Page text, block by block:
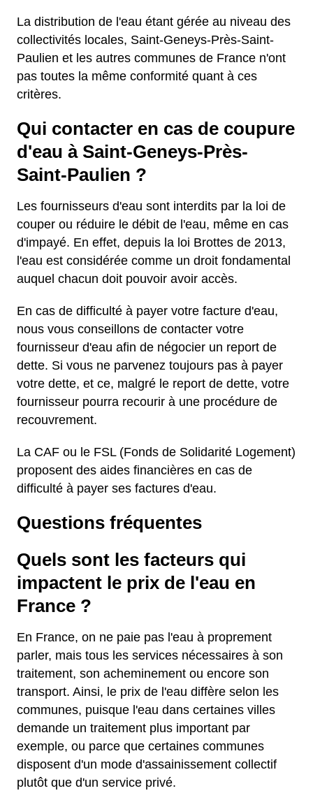
La distribution de l'eau étant gérée au niveau des
collectivités locales, Saint-Geneys-Près-Saint-
Paulien et les autres communes de France n'ont
pas toutes la même conformité quant à ces
critères.
Qui contacter en cas de coupure
d'eau à Saint-Geneys-Près-
Saint-Paulien ?
Les fournisseurs d'eau sont interdits par la loi de
couper ou réduire le débit de l'eau, même en cas
d'impayé. En effet, depuis la loi Brottes de 2013,
l'eau est considérée comme un droit fondamental
auquel chacun doit pouvoir avoir accès.
En cas de difficulté à payer votre facture d'eau,
nous vous conseillons de contacter votre
fournisseur d'eau afin de négocier un report de
dette. Si vous ne parvenez toujours pas à payer
votre dette, et ce, malgré le report de dette, votre
fournisseur pourra recourir à une procédure de
recouvrement.
La CAF ou le FSL (Fonds de Solidarité Logement)
proposent des aides financières en cas de
difficulté à payer ses factures d'eau.
Questions fréquentes
Quels sont les facteurs qui
impactent le prix de l'eau en
France ?
En France, on ne paie pas l'eau à proprement
parler, mais tous les services nécessaires à son
traitement, son acheminement ou encore son
transport. Ainsi, le prix de l'eau diffère selon les
communes, puisque l'eau dans certaines villes
demande un traitement plus important par
exemple, ou parce que certaines communes
disposent d'un mode d'assainissement collectif
plutôt que d'un service privé.